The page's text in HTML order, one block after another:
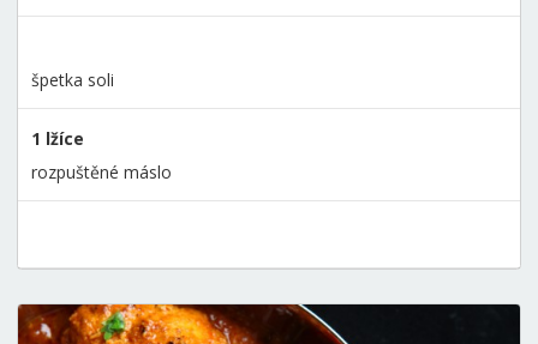
špetka soli
1 lžíce
rozpuštěné máslo